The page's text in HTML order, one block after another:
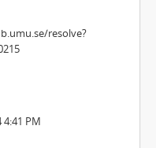
resolve?
4:41 PM